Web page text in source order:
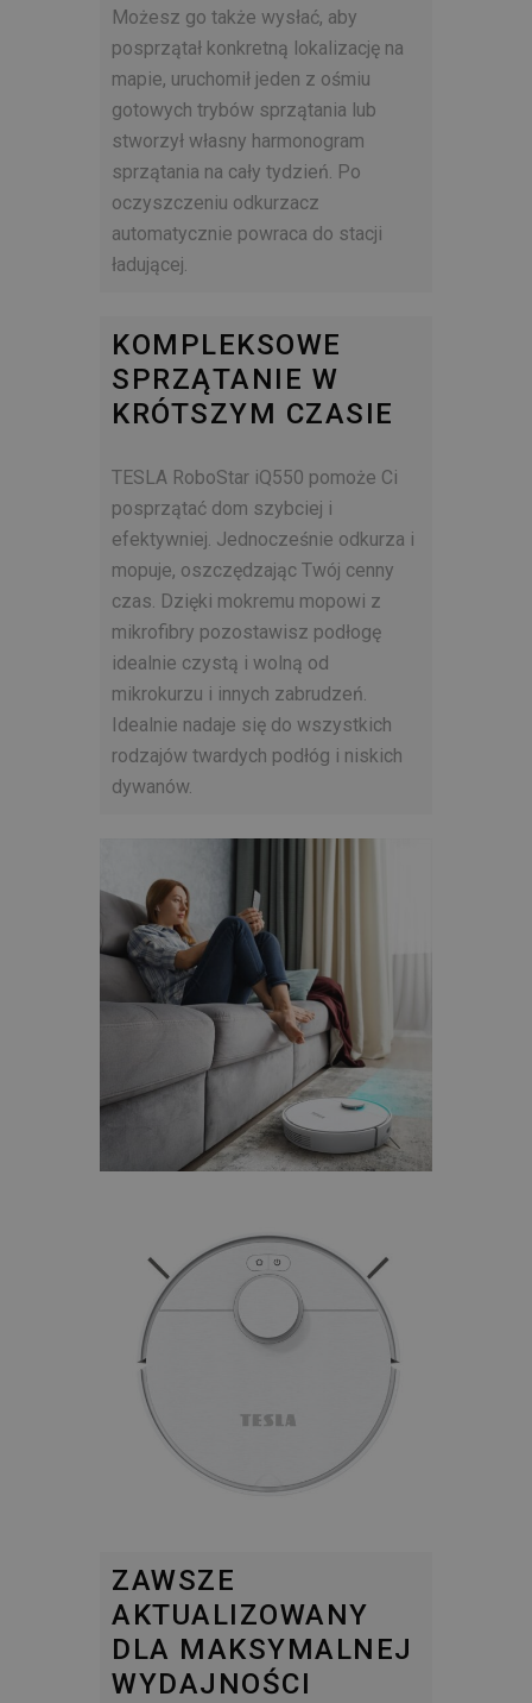
Możesz go także wysłać, aby
posprzątał konkretną lokalizację na
mapie, uruchomił jeden z ośmiu
gotowych trybów sprzątania lub
stworzył własny harmonogram
sprzątania na cały tydzień. Po
oczyszczeniu odkurzacz
automatycznie powraca do stacji
ładującej.
KOMPLEKSOWE
SPRZĄTANIE W
KRÓTSZYM CZASIE
TESLA RoboStar iQ550 pomoże Ci
posprzątać dom szybciej i
efektywniej. Jednocześnie odkurza i
mopuje, oszczędzając Twój cenny
czas. Dzięki mokremu mopowi z
mikrofibry pozostawisz podłogę
idealnie czystą i wolną od
mikrokurzu i innych zabrudzeń.
Idealnie nadaje się do wszystkich
rodzajów twardych podłóg i niskich
dywanów.
ZAWSZE
AKTUALIZOWANY
DLA MAKSYMALNEJ
WYDAJNOŚCI